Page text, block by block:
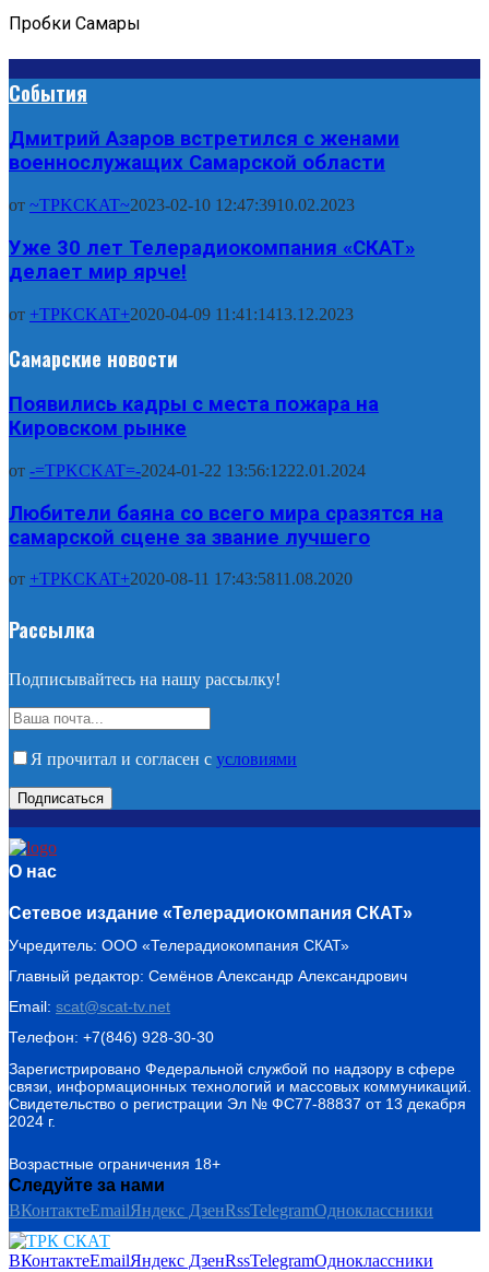
Пробки Самары
События
Дмитрий Азаров встретился с женами
военнослужащих Самарской области
от ~TPKCKAT~2023-02-10 12:47:3910.02.2023
Уже 30 лет Телерадиокомпания «СКАТ»
делает мир ярче!
от +TPKCKAT+2020-04-09 11:41:1413.12.2023
Самарские новости
Появились кадры с места пожара на
Кировском рынке
от -=TPKCKAT=-2024-01-22 13:56:1222.01.2024
Любители баяна со всего мира сразятся на
самарской сцене за звание лучшего
от +TPKCKAT+2020-08-11 17:43:5811.08.2020
Рассылка
Подписывайтесь на нашу рассылку!
Я прочитал и согласен с условиями
О нас
Сетевое издание «Телерадиокомпания СКАТ»
Учредитель: ООО «Телерадиокомпания СКАТ»
Главный редактор: Семёнов Александр Александрович
Email: scat@scat-tv.net
Телефон: +7(846) 928-30-30
Зарегистрировано Федеральной службой по надзору в сфере
связи, информационных технологий и массовых коммуникаций.
Свидетельство о регистрации Эл № ФС77-88837 от 13 декабря
2024 г.
Возрастные ограничения 18+
Следуйте за нами
ВКонтактеEmailЯндекс ДзенRssTelegramОдноклассники
ВКонтактеEmailЯндекс ДзенRssTelegramОдноклассники